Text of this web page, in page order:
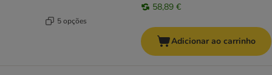
5 opções
58,89 €
Adicionar ao carrinho